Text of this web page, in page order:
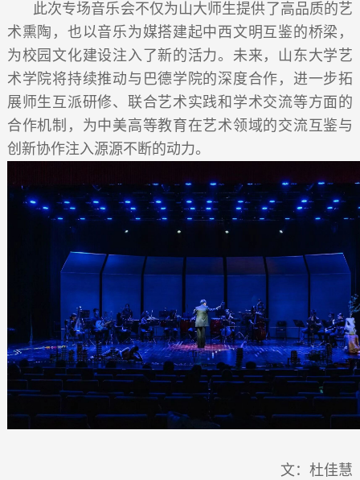
此次专场音乐会不仅为山大师生提供了高品质的艺
术熏陶，也以音乐为媒搭建起中西文明互鉴的桥梁，
为校园文化建设注入了新的活力。未来，山东大学艺
术学院将持续推动与巴德学院的深度合作，进一步拓
展师生互派研修、联合艺术实践和学术交流等方面的
合作机制，为中美高等教育在艺术领域的交流互鉴与
创新协作注入源源不断的动力。
文：杜佳慧